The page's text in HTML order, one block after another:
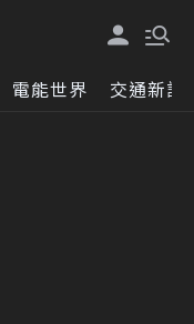
電能世界 交通新訊